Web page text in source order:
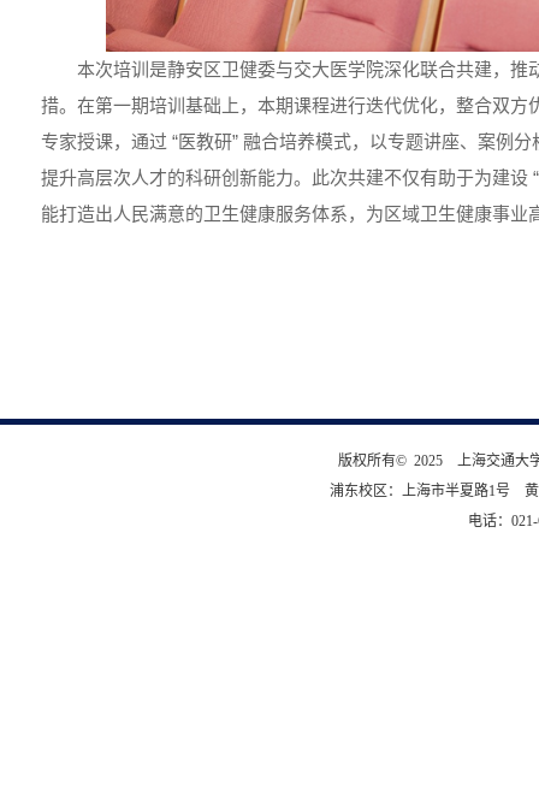
版权所有© 2025 上海交通大
浦东校区：上海市半夏路1号
电话：
本次培训是静安区卫健委与交大医学院深化联合共建，推
措。在第一期培训基础上，本期课程进行迭代优化，整合双方
专家授课，通过 “医教研” 融合培养模式，以专题讲座、案例
提升高层次人才的科研创新能力。此次共建不仅有助于为建设
能打造出人民满意的卫生健康服务体系，为区域卫生健康事业